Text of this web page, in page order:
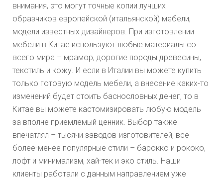
внимания, это могут точные копии лучших
образчиков европейской (итальянской) мебели,
модели известных дизайнеров. При изготовлении
мебели в Китае используют любые материалы со
всего мира – мрамор, дорогие породы древесины,
текстиль и кожу. И если в Италии вы можете купить
только готовую модель мебели, а внесение каких-то
изменений будет стоить баснословных денег, то в
Китае вы можете кастомизировать любую модель
за вполне приемлемый ценник. Выбор также
впечатлял – тысячи заводов-изготовителей, все
более-менее популярные стили – барокко и рококо,
лофт и минимализм, хай-тек и эко стиль. Наши
клиенты работали с данным направлением уже